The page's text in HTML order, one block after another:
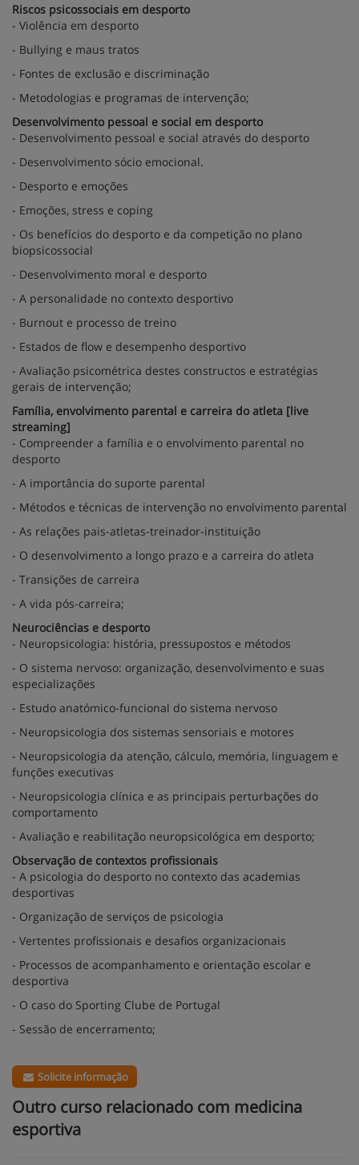
Riscos psicossociais em desporto
- Violência em desporto
- Bullying e maus tratos
- Fontes de exclusão e discriminação
- Metodologias e programas de intervenção;
Desenvolvimento pessoal e social em desporto
- Desenvolvimento pessoal e social através do desporto
- Desenvolvimento sócio emocional.
- Desporto e emoções
- Emoções, stress e coping
- Os benefícios do desporto e da competição no plano
biopsicossocial
- Desenvolvimento moral e desporto
- A personalidade no contexto desportivo
- Burnout e processo de treino
- Estados de flow e desempenho desportivo
- Avaliação psicométrica destes constructos e estratégias
gerais de intervenção;
Família, envolvimento parental e carreira do atleta [live
streaming]
- Compreender a família e o envolvimento parental no
desporto
- A importância do suporte parental
- Métodos e técnicas de intervenção no envolvimento parental
- As relações pais-atletas-treinador-instituição
- O desenvolvimento a longo prazo e a carreira do atleta
- Transições de carreira
- A vida pós-carreira;
Neurociências e desporto
- Neuropsicologia: história, pressupostos e métodos
- O sistema nervoso: organização, desenvolvimento e suas
especializações
- Estudo anatómico-funcional do sistema nervoso
- Neuropsicologia dos sistemas sensoriais e motores
- Neuropsicologia da atenção, cálculo, memória, linguagem e
funções executivas
- Neuropsicologia clínica e as principais perturbações do
comportamento
- Avaliação e reabilitação neuropsicológica em desporto;
Observação de contextos profissionais
- A psicologia do desporto no contexto das academias
desportivas
- Organização de serviços de psicologia
- Vertentes profissionais e desafios organizacionais
- Processos de acompanhamento e orientação escolar e
desportiva
- O caso do Sporting Clube de Portugal
- Sessão de encerramento;
Solicite informação
Outro curso relacionado com medicina
esportiva